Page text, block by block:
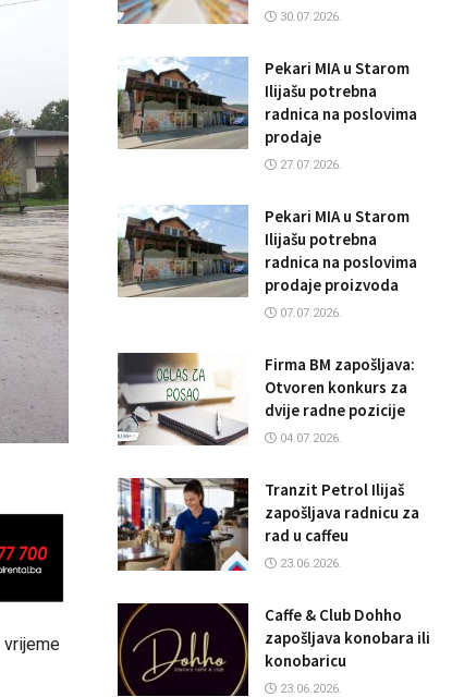
vrijeme
30.07.2026.
Pekari MIA u Starom
Ilijašu potrebna
radnica na poslovima
prodaje
27.07.2026.
Pekari MIA u Starom
Ilijašu potrebna
radnica na poslovima
prodaje proizvoda
07.07.2026.
Firma BM zapošljava:
Otvoren konkurs za
dvije radne pozicije
04.07.2026.
Tranzit Petrol Ilijaš
zapošljava radnicu za
rad u caffeu
23.06.2026.
Caffe & Club Dohho
zapošljava konobara ili
konobaricu
23.06.2026.